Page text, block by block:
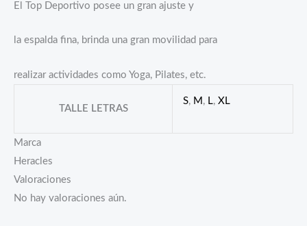
El Top Deportivo posee un gran ajuste y
la espalda fina, brinda una gran movilidad para
realizar actividades como Yoga, Pilates, etc.
TALLE LETRAS
S, M , L, XL
Marca
Heracles
Valoraciones
No hay valoraciones aún.